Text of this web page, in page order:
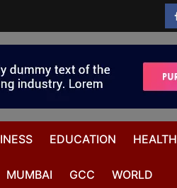
EDUCATION HEALTH
MUMBAI GCC WORLD